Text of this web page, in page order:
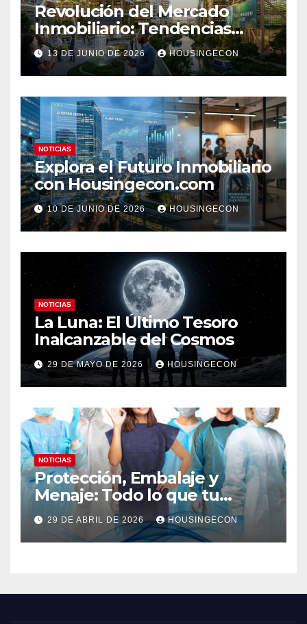
Revolución del Mercado
Inmobiliario: Tendencias
Clave 2023
13 DE JUNIO DE 2026 HOUSINGECON
NOTICIAS
Explora el Futuro Inmobiliario
con Housingecon.com
10 DE JUNIO DE 2026 HOUSINGECON
NOTICIAS
La Luna: El Último Tesoro
Inalcanzable del Cosmos
29 DE MAYO DE 2026 HOUSINGECON
NOTICIAS
Protección, Embalaje y
Menaje: Todo lo que tu
negocio necesita en un solo
lugar
29 DE ABRIL DE 2026 HOUSINGECON